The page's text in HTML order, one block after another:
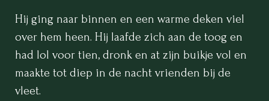
Hij ging naar binnen en een warme deken viel
over hem heen. Hij laafde zich aan de toog en
had lol voor tien, dronk en at zijn buikje vol en
maakte tot diep in de nacht vrienden bij de
vleet.